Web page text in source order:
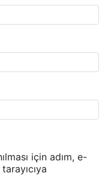
için adım, e-